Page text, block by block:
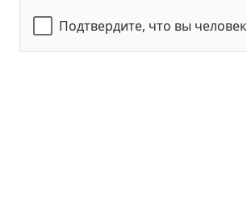
Подтвердите, что вы человек